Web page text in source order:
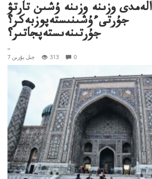
الەمدى وزىنە وزىنە ۇشىن تارتۋ
جۇرتىءۇشىنىستەپوزبەكر؟
جۇرتىنەىستەپجاتىر؟
..
7 جىل بۇرىن 313 0